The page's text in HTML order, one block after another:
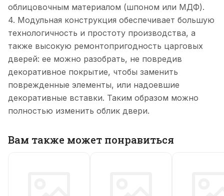
облицовочным материалом (шпоном или МДФ).
4. Модульная конструкция обеспечивает большую
технологичность и простоту производства, а
также высокую ремонтопригодность царговых
дверей: ее можно разобрать, не повредив
декоративное покрытие, чтобы заменить
поврежденные элементы, или надоевшие
декоративные вставки. Таким образом можно
полностью изменить облик двери.
Вам также может понравиться